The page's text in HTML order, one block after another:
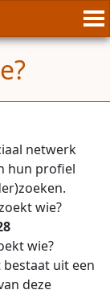
netwerk
hun profiel
wie?
wie?
uit een
deze